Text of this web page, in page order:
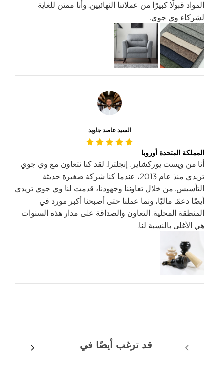
المواد قبولًا كبيرًا من عملائنا النهائيين. وأنا ممتن للغاية
لشركاء وي جوي.
السيد عاصد جاويد
المملكة المتحدة أوروبا
أنا من ويست يوركشاير، إنجلترا. لقد كنا نتعاون مع وي جوي
تريدي منذ عام 2013، عندما كنا شركة صغيرة حديثة
التأسيس. من خلال تعاوننا وجهودنا، قدمت لنا وي جوي تريدي
أيضًا دعمًا ماليًا، ونما عملنا حتى أصبحنا أكبر مورد في
المنطقة المحلية. التعاون والصداقة على مدار هذه السنوات
هي الأغلى بالنسبة لنا.
قد ترغب أيضًا في